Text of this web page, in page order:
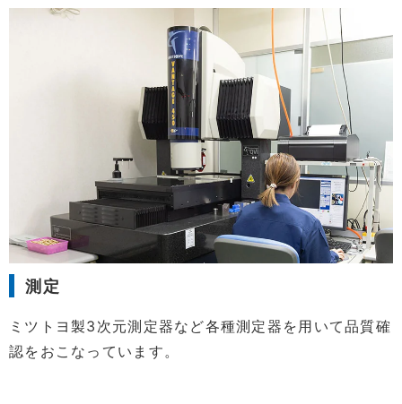
測定
ミツトヨ製3次元測定器など各種測定器を用いて品質確
認をおこなっています。